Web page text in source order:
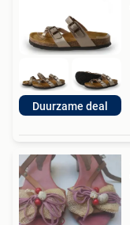
Duurzame deal